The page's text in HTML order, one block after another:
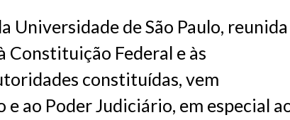
Universidade de São Paulo, reunida
Constituição Federal e às
constituídas, vem
ao Poder Judiciário, em especial